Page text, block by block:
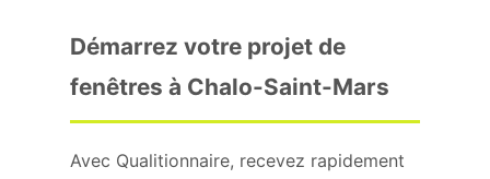
Démarrez votre projet de
fenêtres à Chalo-Saint-Mars
Avec Qualitionnaire, recevez rapidement